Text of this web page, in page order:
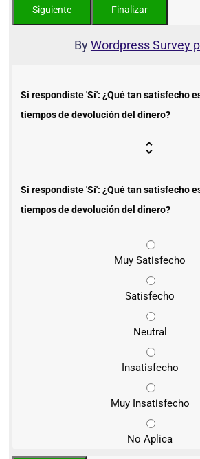
ByWordpress Survey
Si respondiste 'Sí': ¿Qué tan satisfecho
tiempos de devolución del dinero?
Si respondiste 'Sí': ¿Qué tan satisfecho
tiempos de devolución del dinero?
Muy Satisfecho
Satisfecho
Neutral
Insatisfecho
Muy Insatisfecho
No Aplica